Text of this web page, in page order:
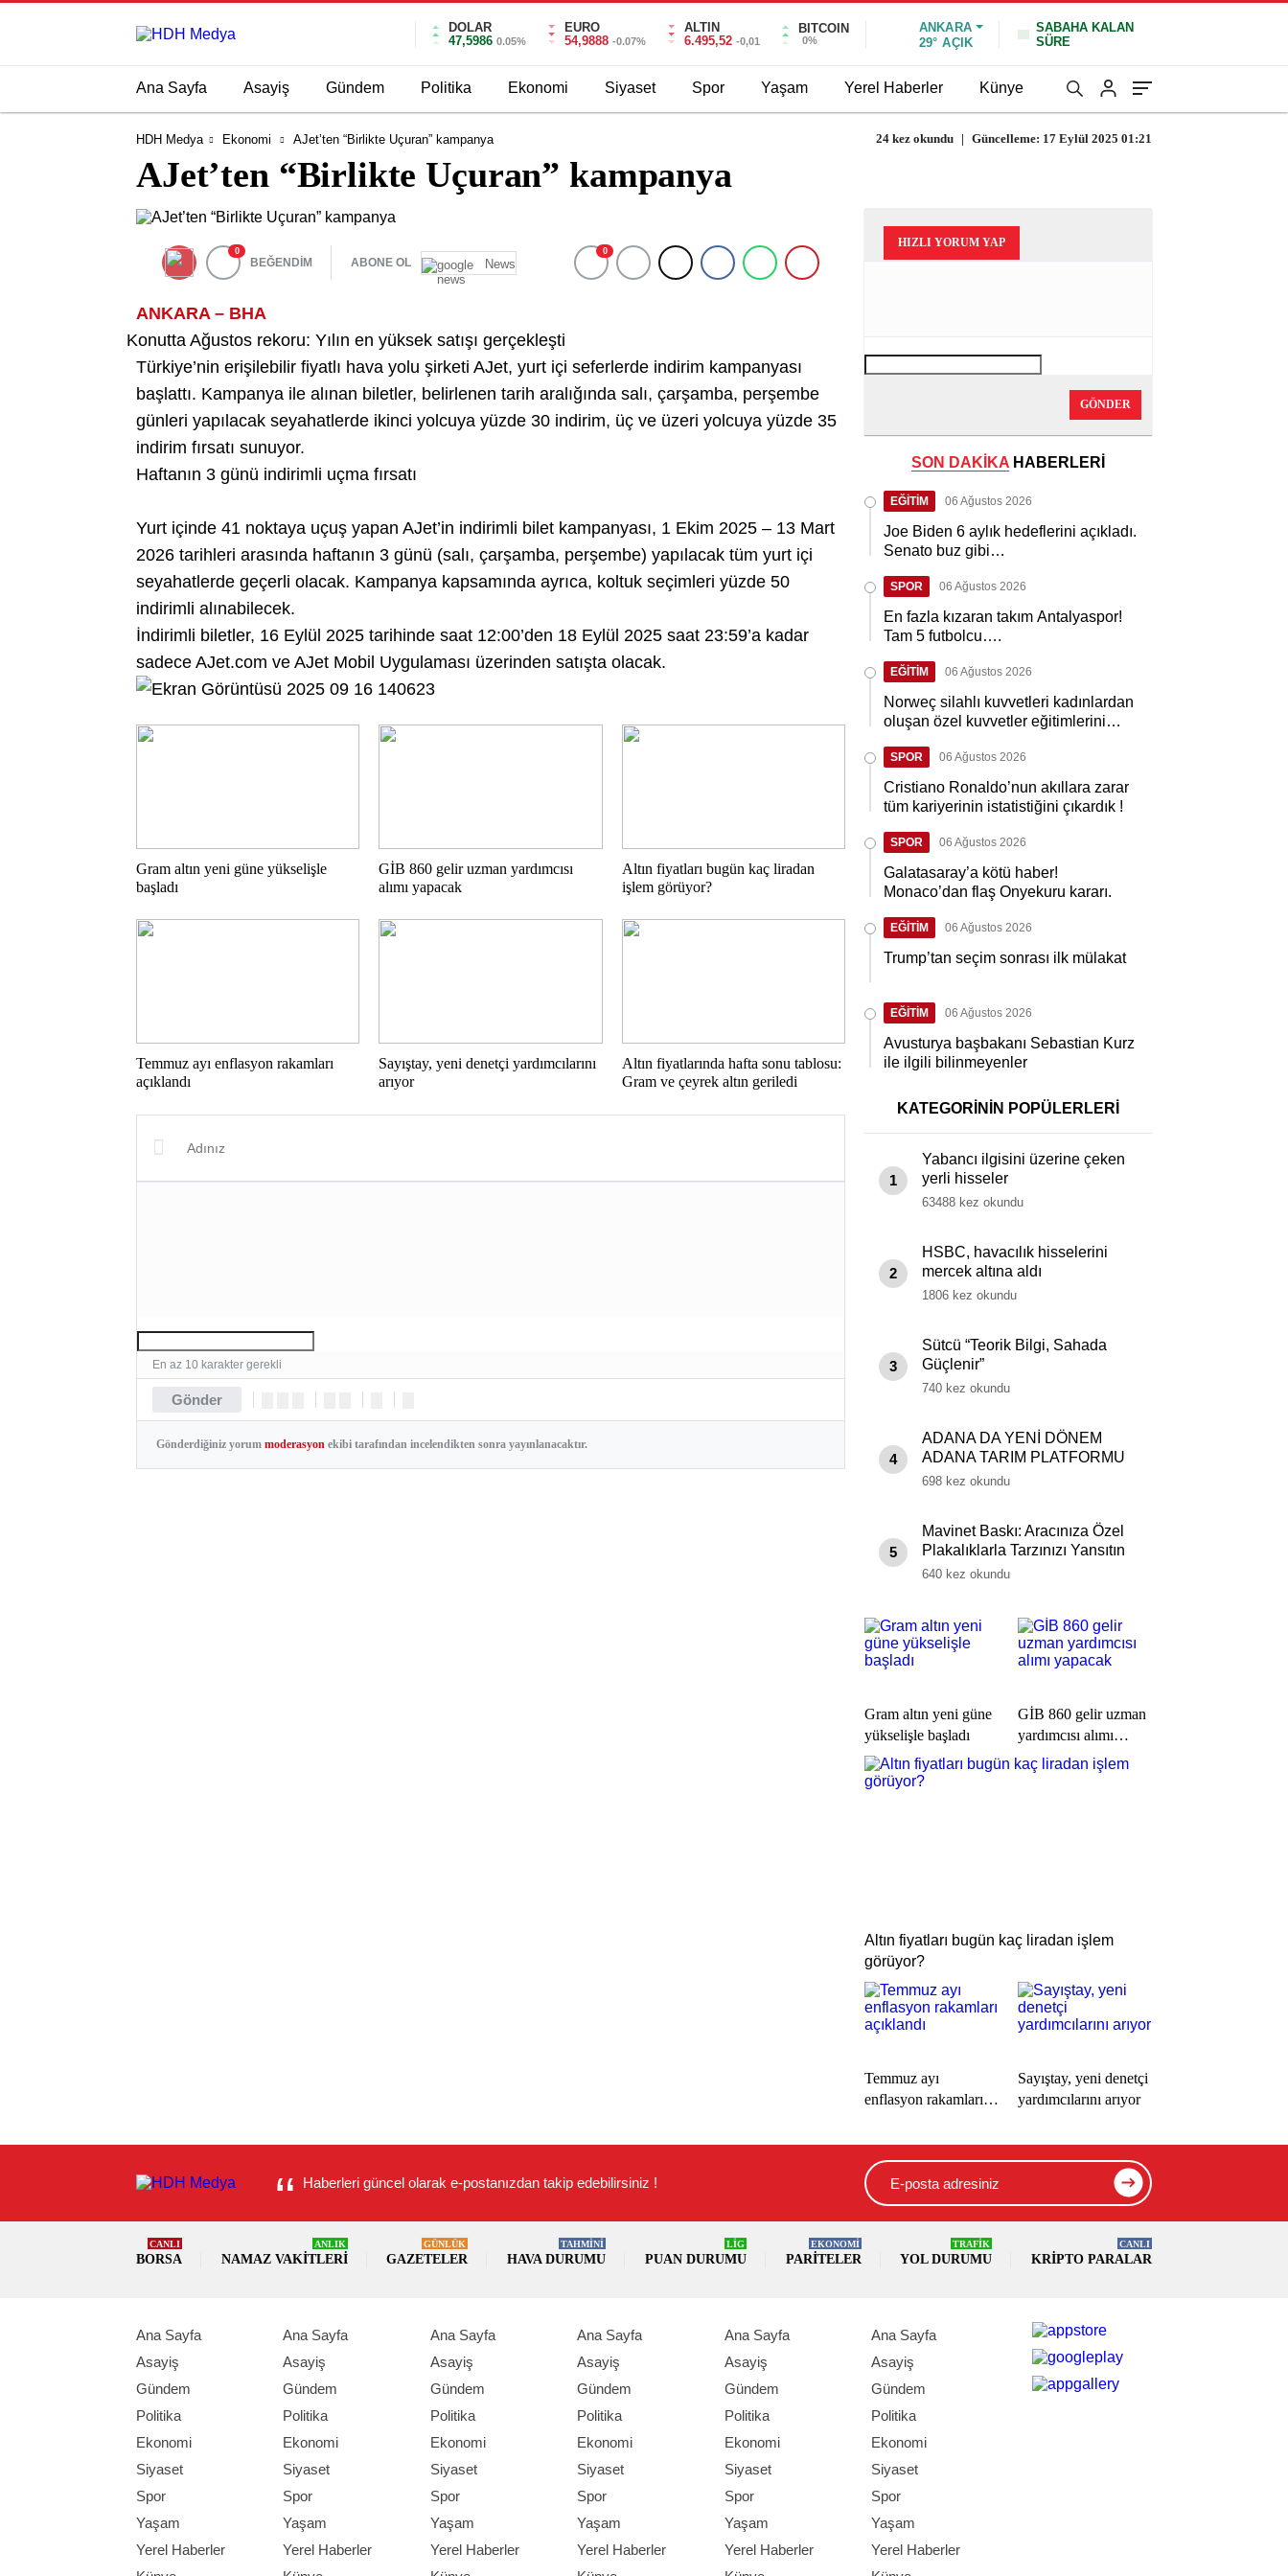
DOLAR
47,5986 0.05%
EURO
54,9888 -0.07%
ALTIN
6.495,52 -0,01
BITCOIN
0%
ANKARA
29° AÇIK
SABAHA KALAN
SÜRE
Ana Sayfa Asayiş Gündem Politika Ekonomi Siyaset Spor Yaşam Yerel Haberler Künye
HDH Medya Ekonomi AJet’ten “Birlikte Uçuran” kampanya 24 kez okundu | Güncelleme: 17 Eylül 2025 01:21
AJet’ten “Birlikte Uçuran” kampanya
0
BEĞENDİM ABONE OL News
0
ANKARA – BHA
Konutta Ağustos rekoru: Yılın en yüksek satışı gerçekleşti
Türkiye’nin erişilebilir fiyatlı hava yolu şirketi AJet, yurt içi seferlerde indirim kampanyası
başlattı. Kampanya ile alınan biletler, belirlenen tarih aralığında salı, çarşamba, perşembe
günleri yapılacak seyahatlerde ikinci yolcuya yüzde 30 indirim, üç ve üzeri yolcuya yüzde 35
indirim fırsatı sunuyor.
Haftanın 3 günü indirimli uçma fırsatı
Yurt içinde 41 noktaya uçuş yapan AJet’in indirimli bilet kampanyası, 1 Ekim 2025 – 13 Mart
2026 tarihleri arasında haftanın 3 günü (salı, çarşamba, perşembe) yapılacak tüm yurt içi
seyahatlerde geçerli olacak. Kampanya kapsamında ayrıca, koltuk seçimleri yüzde 50
indirimli alınabilecek.
İndirimli biletler, 16 Eylül 2025 tarihinde saat 12:00’den 18 Eylül 2025 saat 23:59’a kadar
sadece AJet.com ve AJet Mobil Uygulaması üzerinden satışta olacak.
Gram altın yeni güne yükselişle
başladı
GİB 860 gelir uzman yardımcısı
alımı yapacak
Altın fiyatları bugün kaç liradan
işlem görüyor?
Temmuz ayı enflasyon rakamları
açıklandı
Sayıştay, yeni denetçi yardımcılarını
arıyor
Altın fiyatlarında hafta sonu tablosu:
Gram ve çeyrek altın geriledi
Gönder
En az 10 karakter gerekli
Gönderdiğiniz yorum moderasyon ekibi tarafından incelendikten sonra yayınlanacaktır.
HIZLI YORUM YAP
GÖNDER
SON DAKİKA HABERLERİ
EĞİTİM 06 Ağustos 2026
Joe Biden 6 aylık hedeflerini açıkladı.
Senato buz gibi…
SPOR 06 Ağustos 2026
En fazla kızaran takım Antalyaspor!
Tam 5 futbolcu….
EĞİTİM 06 Ağustos 2026
Norweç silahlı kuvvetleri kadınlardan
oluşan özel kuvvetler eğitimlerini
SPOR 06 Ağustos 2026
Cristiano Ronaldo’nun akıllara zarar
tüm kariyerinin istatistiğini çıkardık !
SPOR 06 Ağustos 2026
Galatasaray’a kötü haber!
Monaco’dan flaş Onyekuru kararı.
EĞİTİM 06 Ağustos 2026
Trump’tan seçim sonrası ilk mülakat
EĞİTİM 06 Ağustos 2026
Avusturya başbakanı Sebastian Kurz
ile ilgili bilinmeyenler
KATEGORİNİN POPÜLERLERİ
1
Yabancı ilgisini üzerine çeken
yerli hisseler
63488 kez okundu
2
HSBC, havacılık hisselerini
mercek altına aldı
1806 kez okundu
3
Sütcü “Teorik Bilgi, Sahada
Güçlenir”
740 kez okundu
4
ADANA DA YENİ DÖNEM
ADANA TARIM PLATFORMU
KURULDU
698 kez okundu
5
Mavinet Baskı: Aracınıza Özel
Plakalıklarla Tarzınızı Yansıtın
640 kez okundu
Gram altın yeni güne
yükselişle başladı
GİB 860 gelir uzman
yardımcısı alımı
yapacak
Altın fiyatları bugün kaç liradan işlem
görüyor?
Temmuz ayı
enflasyon rakamları
Sayıştay, yeni denetçi
yardımcılarını arıyor
Haberleri güncel olarak e-postanızdan takip edebilirsiniz !
BORSA
CANLI
NAMAZ VAKITLERI
ANLIK
GAZETELER
GÜNLÜK
HAVA DURUMU
TAHMİNİ
PUAN DURUMU
LİG
PARITELER
EKONOMİ
YOL DURUMU
TRAFİK
KRIPTO PARALAR
CANLI
Ana Sayfa
Asayiş
Gündem
Politika
Ekonomi
Siyaset
Spor
Yaşam
Yerel Haberler
Ana Sayfa
Asayiş
Gündem
Politika
Ekonomi
Siyaset
Spor
Yaşam
Yerel Haberler
Ana Sayfa
Asayiş
Gündem
Politika
Ekonomi
Siyaset
Spor
Yaşam
Yerel Haberler
Ana Sayfa
Asayiş
Gündem
Politika
Ekonomi
Siyaset
Spor
Yaşam
Yerel Haberler
Ana Sayfa
Asayiş
Gündem
Politika
Ekonomi
Siyaset
Spor
Yaşam
Yerel Haberler
Ana Sayfa
Asayiş
Gündem
Politika
Ekonomi
Siyaset
Spor
Yaşam
Yerel Haberler